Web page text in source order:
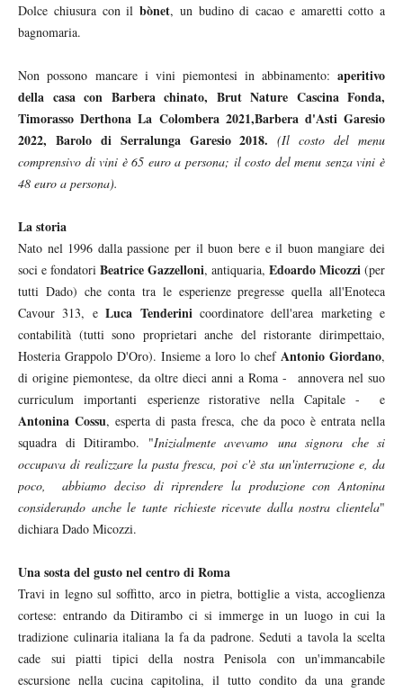
Dolce chiusura con il bònet, un budino di cacao e amaretti cotto a
bagnomaria.
Non possono mancare i vini piemontesi in abbinamento: aperitivo
della casa con Barbera chinato, Brut Nature Cascina Fonda,
Timorasso Derthona La Colombera 2021,Barbera d'Asti Garesio
2022, Barolo di Serralunga Garesio 2018.(Il costo del menu
comprensivo di vini è 65 euro a persona; il costo del menu senza vini è
48 euro a persona).
La storia
Nato nel 1996 dalla passione per il buon bere e il buon mangiare dei
soci e fondatori Beatrice Gazzelloni, antiquaria, Edoardo Micozzi (per
tutti Dado) che conta tra le esperienze pregresse quella all'Enoteca
Cavour 313, eLuca Tenderinicoordinatore dell'area marketing e
contabilità (tutti sono proprietari anche del ristorante dirimpettaio,
Hosteria Grappolo D'Oro). Insieme a loro lo chef Antonio Giordano,
di origine piemontese, da oltre dieci anni a Roma - annovera nel suo
curriculum importanti esperienze ristorative nella Capitale - e
Antonina Cossu, esperta di pasta fresca, che da poco è entrata nella
squadra di Ditirambo. "Inizialmente avevamo una signora che si
occupava di realizzare la pasta fresca, poi c'è sta un'interruzione e, da
poco, abbiamo deciso di riprendere la produzione con Antonina
considerando anche le tante richieste ricevute dalla nostra clientela"
dichiara Dado Micozzi.
Una sosta del gusto nel centro di Roma
Travi in legno sul soffitto, arco in pietra, bottiglie a vista, accoglienza
cortese: entrando da Ditirambo ci si immerge in un luogo in cui la
tradizione culinaria italiana la fa da padrone. Seduti a tavola la scelta
cade sui piatti tipici della nostra Penisola con un'immancabile
escursione nella cucina capitolina, il tutto condito da una grande